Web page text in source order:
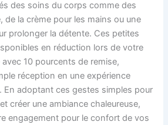
des soins du corps comme des
de la crème pour les mains ou une
prolonger la détente. Ces petites
en réduction lors de votre
10 pourcents de remise,
réception en une expérience
En adoptant ces gestes simples pour
créer une ambiance chaleureuse,
engagement pour le confort de vos